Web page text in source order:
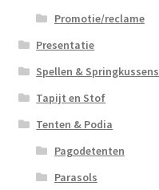
Promotie/reclame
Presentatie
Spellen & Springkussens
Tapijt en Stof
Tenten & Podia
Pagodetenten
Parasols